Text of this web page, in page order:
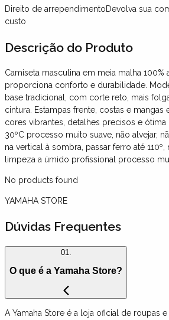
Direito de arrependimentoDevolva sua
custo
Descrição do Produto
Camiseta masculina em meia malha 100%
proporciona conforto e durabilidade.
base tradicional, com corte reto, mais
cintura. Estampas frente, costas e mangas
cores vibrantes, detalhes precisos e ótima
30ºC processo muito suave, não alvejar,
na vertical à sombra, passar ferro até 110º,
limpeza a úmido profissional processo
No products found
YAMAHA STORE
Dúvidas Frequentes
01.
O que é a Yamaha Store?
A Yamaha Store é a loja oficial de roupas